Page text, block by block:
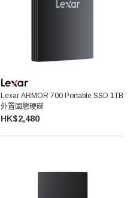
Lexar ARMOR 700 Portable SSD 1TB
外置固態硬碟
HK$2,480